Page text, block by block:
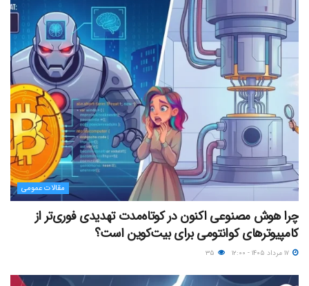
مقالات عمومی
چرا هوش مصنوعی اکنون در کوتاه‌مدت تهدیدی فوری‌تر از
کامپیوترهای کوانتومی برای بیت‌کوین است؟